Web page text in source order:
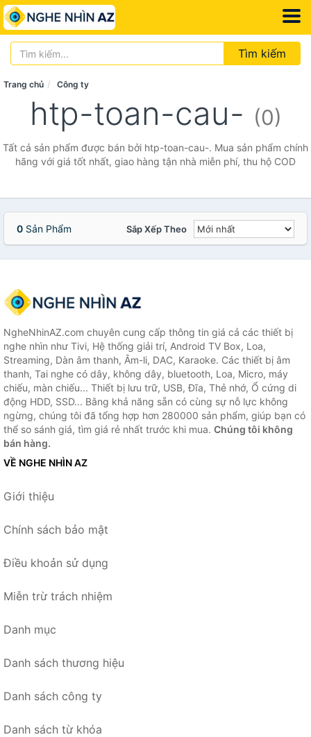
Tìm kiếm
Trang chủ Công ty
htp-toan-cau- (0)
Tất cả sản phẩm được bán bởi htp-toan-cau-. Mua sản phẩm chính
hãng với giá tốt nhất, giao hàng tận nhà miễn phí, thu hộ COD
0 Sản Phẩm Sắp Xếp Theo
NgheNhinAZ.com chuyên cung cấp thông tin giá cả các thiết bị
nghe nhìn như Tivi, Hệ thống giải trí, Android TV Box, Loa,
Streaming, Dàn âm thanh, Âm-li, DAC, Karaoke. Các thiết bị âm
thanh, Tai nghe có dây, không dây, bluetooth, Loa, Micro, máy
chiếu, màn chiếu... Thiết bị lưu trữ, USB, Đĩa, Thẻ nhớ, Ổ cứng di
động HDD, SSD... Bằng khả năng sẵn có cùng sự nỗ lực không
ngừng, chúng tôi đã tổng hợp hơn 280000 sản phẩm, giúp bạn có
thể so sánh giá, tìm giá rẻ nhất trước khi mua. Chúng tôi không
bán hàng.
VỀ NGHE NHÌN AZ
Giới thiệu
Chính sách bảo mật
Điều khoản sử dụng
Miễn trừ trách nhiệm
Danh mục
Danh sách thương hiệu
Danh sách công ty
Danh sách từ khóa